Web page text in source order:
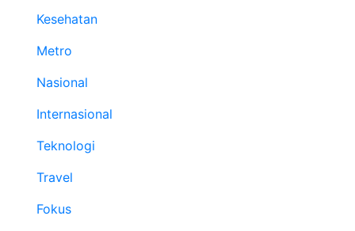
Kesehatan
Metro
Nasional
Internasional
Teknologi
Travel
Fokus